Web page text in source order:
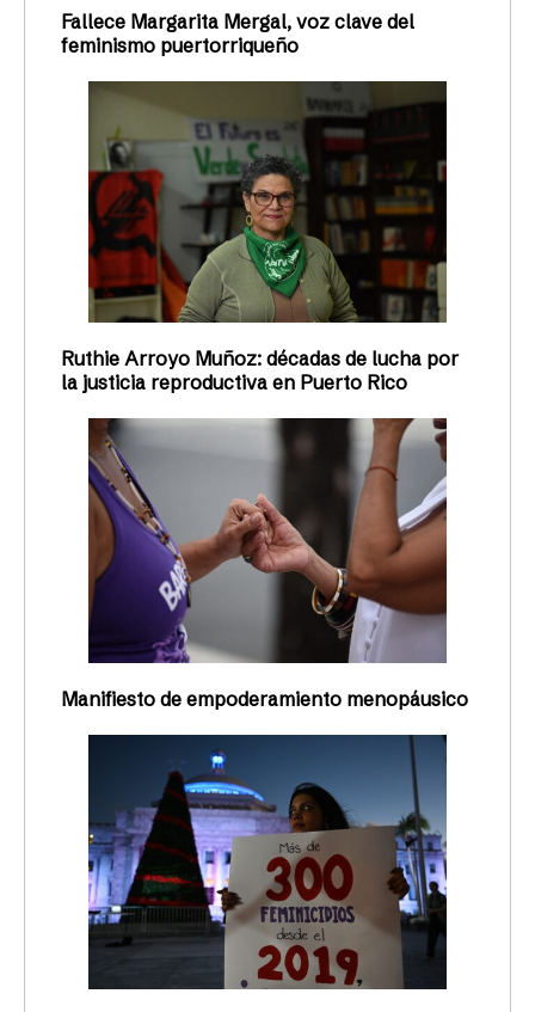
Fallece Margarita Mergal, voz clave del
feminismo puertorriqueño
Ruthie Arroyo Muñoz: décadas de lucha por
la justicia reproductiva en Puerto Rico
Manifiesto de empoderamiento menopáusico